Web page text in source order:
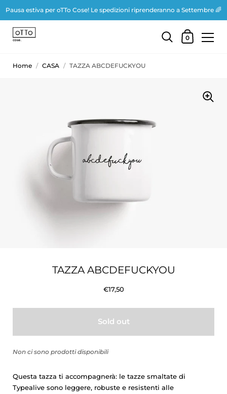
Pausa estiva per oTTo Cose! Le spedizioni riprenderanno a Settembre 🌈
0
TAZZA ABCDEFUCKYOU
€17,50
Sold out
Non ci sono prodotti disponibili
Questa tazza ti accompagnerà: le tazze smaltate di
Typealive sono leggere, robuste e resistenti alle
Home / CASA / TAZZA ABCDEFUCKYOU